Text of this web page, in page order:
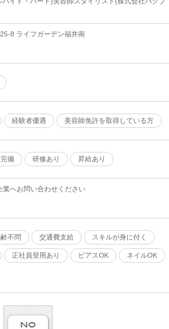
8 ライフガーデン福井南
経験者優遇 美容師免許を取得している方
備 研修あり 昇給あり
へお問い合わせください
不問 交通費支給 スキルが身に付く
正社員登用あり ピアスOK ネイルOK